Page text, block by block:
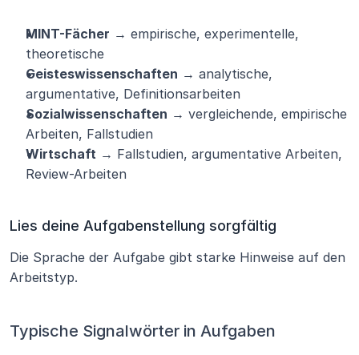
MINT-Fächer → empirische, experimentelle,
theoretische
Geisteswissenschaften → analytische,
argumentative, Definitionsarbeiten
Sozialwissenschaften → vergleichende, empirische
Arbeiten, Fallstudien
Wirtschaft → Fallstudien, argumentative Arbeiten,
Review-Arbeiten
Lies deine Aufgabenstellung sorgfältig
Die Sprache der Aufgabe gibt starke Hinweise auf den
Arbeitstyp.
Typische Signalwörter in Aufgaben